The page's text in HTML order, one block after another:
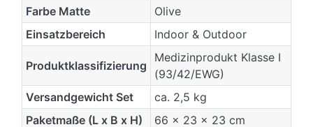
Farbe Matte
Olive
Einsatzbereich
Indoor & Outdoor
Produktklassifizierung
Medizinprodukt Klasse I
(93/42/EWG)
Versandgewicht Set
ca. 2,5 kg
Paketmaße (L x B x H)
66 x 23 x 23 cm